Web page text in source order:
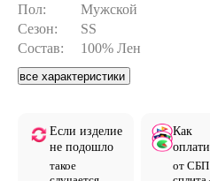
Пол:
Мужской
Сезон:
SS
Состав:
100% Лен
все характеристики
Если изделие
не подошло
такое
Как
от СБП